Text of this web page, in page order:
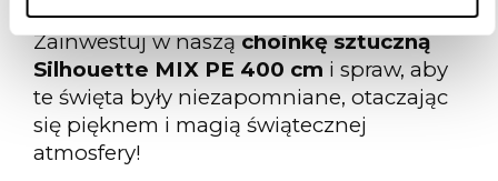
Zainwestuj w nasząchoinkę sztuczną
Silhouette MIX PE 400 cm i spraw, aby
te święta były niezapomniane, otaczając
się pięknem i magią świątecznej
atmosfery!